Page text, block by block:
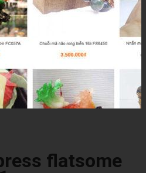
flatsome